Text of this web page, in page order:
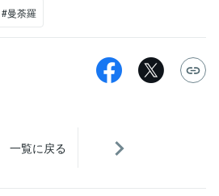
#曼荼羅
一覧に戻る